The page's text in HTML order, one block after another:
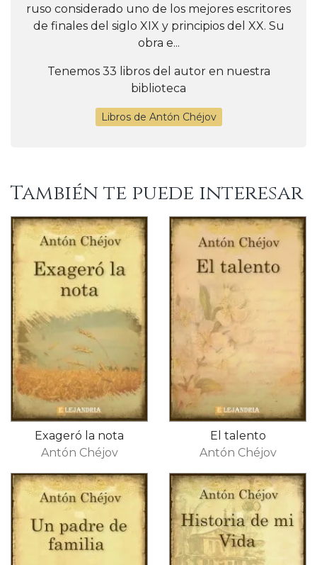
ruso considerado uno de los mejores escritores
de finales del siglo XIX y principios del XX. Su
obra e...
Tenemos 33 libros del autor en nuestra
biblioteca
Libros de Antón Chéjov
También te puede interesar
Exageró la nota
Antón Chéjov
El talento
Antón Chéjov